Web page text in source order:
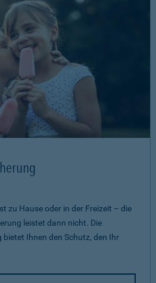
zu Hause oder in der Freizeit – die
leistet dann nicht. Die
Ihnen den Schutz, den Ihr